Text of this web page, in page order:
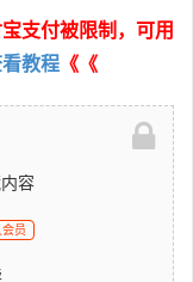
支付被限制，可用
教程 《《
容
员